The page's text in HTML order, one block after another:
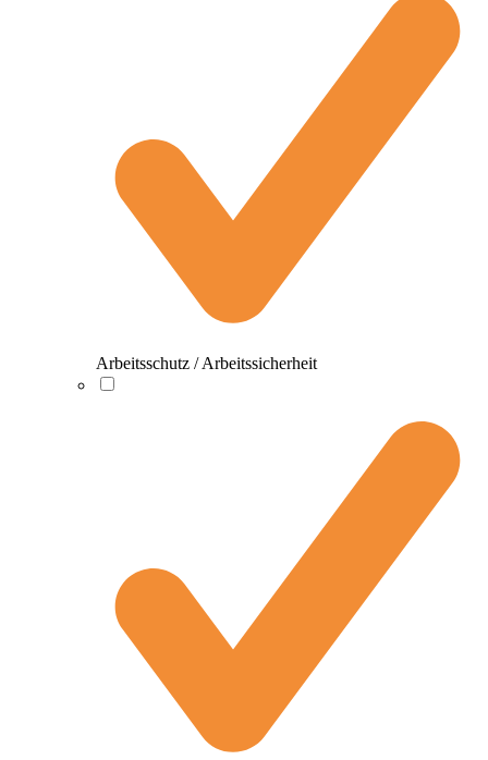
Arbeitsschutz / Arbeitssicherheit